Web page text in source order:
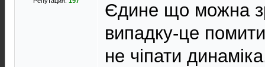
Єдине що можна
випадку-це
не чiпати